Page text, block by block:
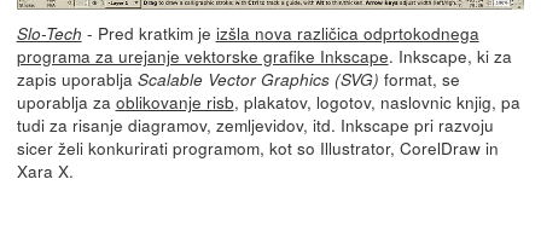
Slo-Tech - Pred kratkim je izšla nova različica odprtokodnega
programa za urejanje vektorske grafike Inkscape. Inkscape, ki za
zapis uporablja Scalable Vector Graphics (SVG) format, se
uporablja za oblikovanje risb, plakatov, logotov, naslovnic knjig, pa
tudi za risanje diagramov, zemljevidov, itd. Inkscape pri razvoju
sicer želi konkurirati programom, kot so Illustrator, CorelDraw in
Xara X.